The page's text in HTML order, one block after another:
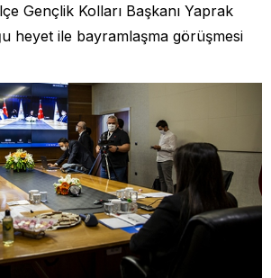
Gençlik Kolları Başkanı Yaprak
heyet ile bayramlaşma görüşmesi